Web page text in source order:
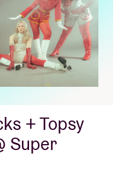
+ Topsy
Super